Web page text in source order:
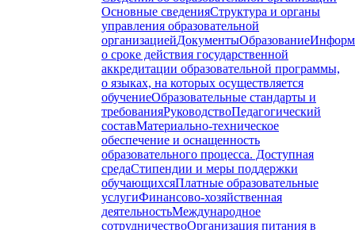
Основные сведенияСтруктура и органы
управления образовательной
организациейДокументыОбразование
о сроке действия государственной
аккредитации образовательной программы,
о языках, на которых осуществляется
обучениеОбразовательные стандарты и
требованияРуководствоПедагогический
составМатериально-техническое
обеспечение и оснащенность
образовательного процесса. Доступная
средаСтипендии и меры поддержки
обучающихсяПлатные образовательные
услугиФинансово-хозяйственная
деятельностьМеждународное
сотрудничествоОрганизация питания в